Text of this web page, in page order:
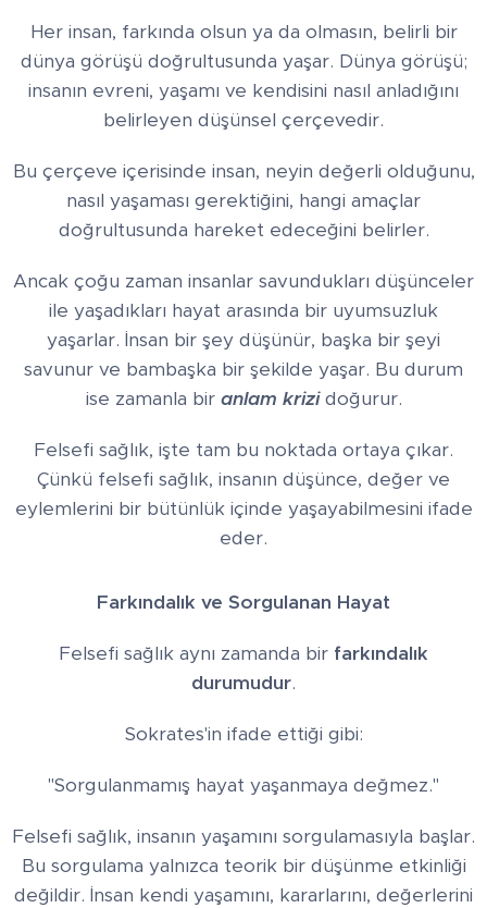
Her insan, farkında olsun ya da olmasın, belirli bir
dünya görüşü doğrultusunda yaşar. Dünya görüşü;
insanın evreni, yaşamı ve kendisini nasıl anladığını
belirleyen düşünsel çerçevedir.
Bu çerçeve içerisinde insan, neyin değerli olduğunu,
nasıl yaşaması gerektiğini, hangi amaçlar
doğrultusunda hareket edeceğini belirler.
Ancak çoğu zaman insanlar savundukları düşünceler
ile yaşadıkları hayat arasında bir uyumsuzluk
yaşarlar. İnsan bir şey düşünür, başka bir şeyi
savunur ve bambaşka bir şekilde yaşar. Bu durum
ise zamanla bir anlam krizidoğurur.
Felsefi sağlık, işte tam bu noktada ortaya çıkar.
Çünkü felsefi sağlık, insanın düşünce, değer ve
eylemlerini bir bütünlük içinde yaşayabilmesini ifade
eder.
Farkındalık ve Sorgulanan Hayat
Felsefi sağlık aynı zamanda bir farkındalık
durumudur.
Sokrates'in ifade ettiği gibi:
"Sorgulanmamış hayat yaşanmaya değmez."
Felsefi sağlık, insanın yaşamını sorgulamasıyla başlar.
Bu sorgulama yalnızca teorik bir düşünme etkinliği
değildir. İnsan kendi yaşamını, kararlarını, değerlerini